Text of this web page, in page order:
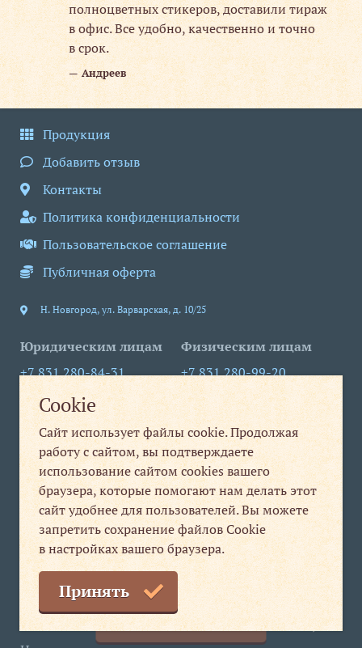
Cookie
Сайт использует файлы cookie. Продолжая
работу с сайтом, вы подтверждаете
использование сайтом cookies вашего
браузера, которые помогают нам делать этот
сайт удобнее для пользователей. Вы можете
запретить сохранение файлов Cookie
в настройках вашего браузера.
Принять
Сделать заказ
полноцветных стикеров, доставили тираж
в офис. Все удобно, качественно и точно
в срок.
Андреев
Продукция
Добавить отзыв
Контакты
Политика конфиденциальности
Пользовательское соглашение
Публичная оферта
Н. Новгород, ул. Варварская, д. 10/25
Юридическим лицам
+7 831 280-84-31
info@nt-nn.com
пн-пт 09:00-18:00
Физическим лицам
+7 831 280-99-20
print1@nt-nn.com
пн-пт 08:30-19:30
сб, вс выходной
Мы в соцсетях
Мы
ВКонтакте
© 2013–2026